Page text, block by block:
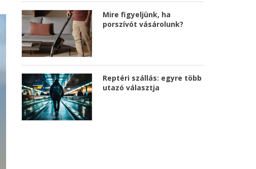
Mire figyeljünk, ha
porszívót vásárolunk?
Reptéri szállás: egyre több
utazó választja